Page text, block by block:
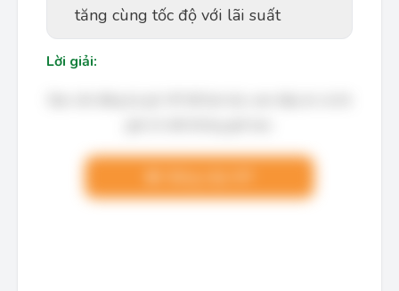
tăng cùng tốc độ với lãi suất
Lời giải: